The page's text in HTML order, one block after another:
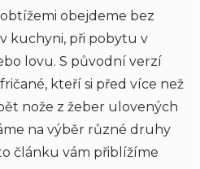
obejdeme bez
kuchyni, při pobytu v
lovu. S původní verzí
kteří si před více než
nože z žeber ulovených
na výběr různé druhy
článku vám přiblížíme